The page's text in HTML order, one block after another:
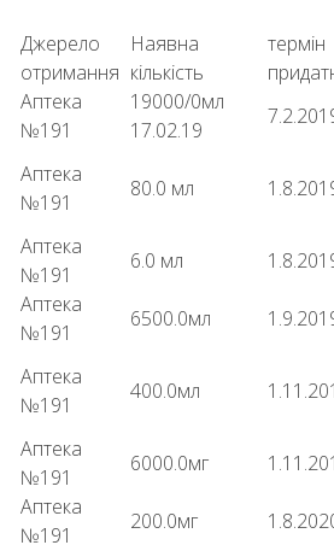
Джерело
отримання
Наявна
кількість
термін
Аптека
№191
19000/0мл
17.02.19
Аптека
№191
80.0 мл
Аптека
№191
6.0 мл
Аптека
№191
6500.0мл
Аптека
№191
400.0мл
Аптека
№191
6000.0мг
Аптека
№191
200.0мг